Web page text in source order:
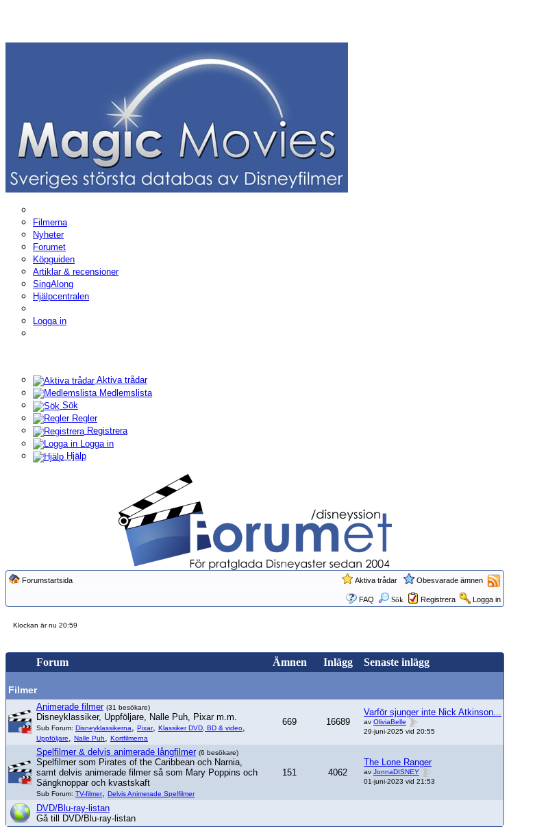
Filmerna
Nyheter
Forumet
Köpguiden
Artiklar & recensioner
SingAlong
Hjälpcentralen
Logga in
Aktiva trådar
Medlemslista
Sök
Regler
Registrera
Logga in
Hjälp
Forumstartsida Aktiva trådar Obesvarade ämnen
FAQ Sök Registrera Logga in
Klockan är nu 20:59
Forum Ämnen Inlägg Senaste inlägg
Filmer
Animerade filmer (31 besökare)
Disneyklassiker, Uppföljare, Nalle Puh, Pixar m.m.
Sub Forum: Disneyklassikerna Pixar, Klassiker DVD, BD & video
Uppföljare Nalle Puh Kortfilmerna
669 16689
Varför sjunger inte Nick Atkinson...
av OliviaBelle
29-juni-2025 vid 20:55
Spelfilmer & delvis animerade långfilmer (6 besökare)
Spelfilmer som Pirates of the Caribbean och Narnia,
samt delvis animerade filmer så som Mary Poppins och
Sängknoppar och kvastskaft
Sub Forum: TV-filmer, Delvis Animerade Spelfilmer
151 4062
The Lone Ranger
av JonnaDISNEY
01-juni-2023 vid 21:53
DVD/Blu-ray-listan
Gå till DVD/Blu-ray-listan